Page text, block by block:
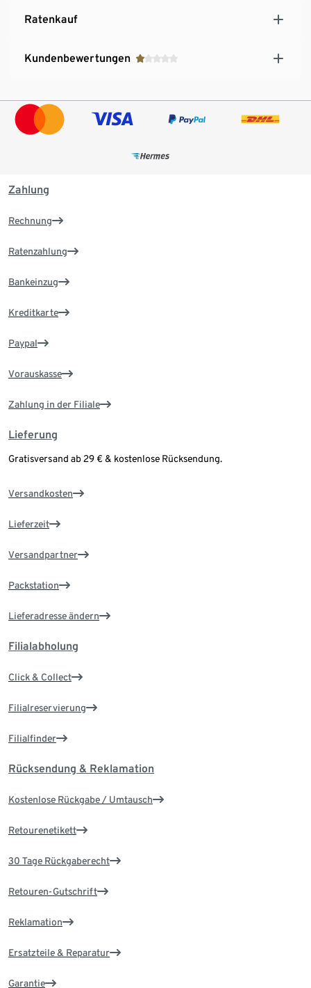
Ratenkauf
Kundenbewertungen
Zahlung
Rechnung
Ratenzahlung
Bankeinzug
Kreditkarte
Paypal
Vorauskasse
Zahlung in der Filiale
Lieferung
Gratisversand ab 29 € & kostenlose Rücksendung.
Versandkosten
Lieferzeit
Versandpartner
Packstation
Lieferadresse ändern
Filialabholung
Click & Collect
Filialreservierung
Filialfinder
Rücksendung & Reklamation
Kostenlose Rückgabe / Umtausch
Retourenetikett
30 Tage Rückgaberecht
Retouren-Gutschrift
Reklamation
Ersatzteile & Reparatur
Garantie